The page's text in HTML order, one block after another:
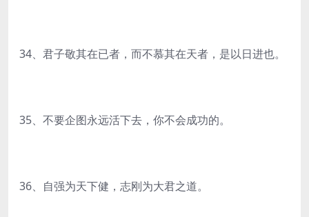
34、君子敬其在已者，而不慕其在天者，是以日进也。
35、不要企图永远活下去，你不会成功的。
36、自强为天下健，志刚为大君之道。